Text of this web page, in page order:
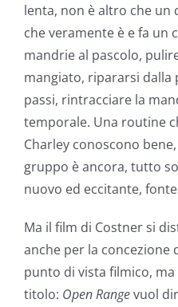
lenta, non è altro che un
che veramente è e fa un
mandrie al pascolo,
mangiato, ripararsi dalla
passi, rintracciare la
temporale. Una routine
Charley conoscono
gruppo è ancora, tutto
nuovo ed eccitante,
Ma il film di Costner si
anche per la concezione
punto di vista filmico,
titolo: Open Rangevuol